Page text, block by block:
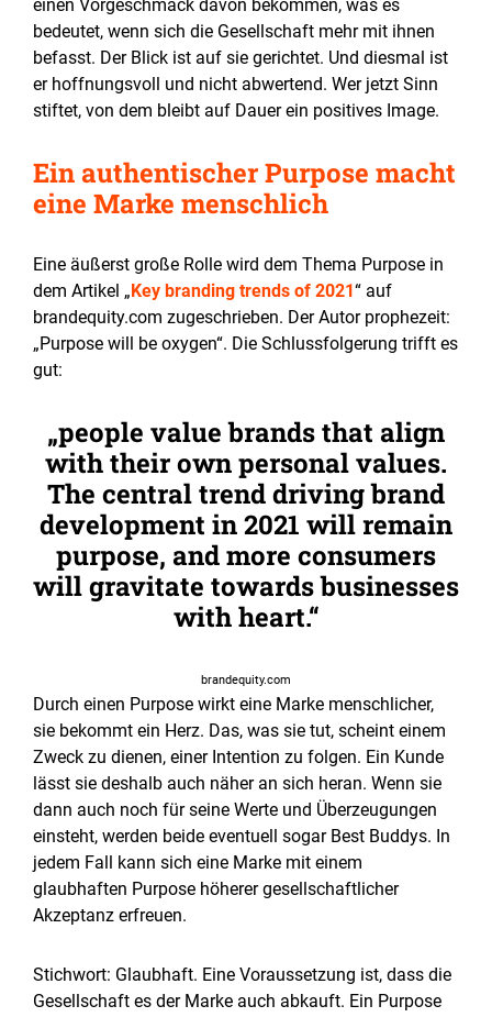
einen Vorgeschmack davon bekommen, was es
bedeutet, wenn sich die Gesellschaft mehr mit ihnen
befasst. Der Blick ist auf sie gerichtet. Und diesmal ist
er hoffnungsvoll und nicht abwertend. Wer jetzt Sinn
stiftet, von dem bleibt auf Dauer ein positives Image.
Ein authentischer Purpose macht
eine Marke menschlich
Eine äußerst große Rolle wird dem Thema Purpose in
dem Artikel „Key branding trends of 2021“ auf
brandequity.com zugeschrieben. Der Autor prophezeit:
„Purpose will be oxygen“. Die Schlussfolgerung trifft es
gut:
people value brands that align
with their own personal values.
The central trend driving brand
development in 2021 will remain
purpose, and more consumers
will gravitate towards businesses
with heart.
brandequity.com
Durch einen Purpose wirkt eine Marke menschlicher,
sie bekommt ein Herz. Das, was sie tut, scheint einem
Zweck zu dienen, einer Intention zu folgen. Ein Kunde
lässt sie deshalb auch näher an sich heran. Wenn sie
dann auch noch für seine Werte und Überzeugungen
einsteht, werden beide eventuell sogar Best Buddys. In
jedem Fall kann sich eine Marke mit einem
glaubhaften Purpose höherer gesellschaftlicher
Akzeptanz erfreuen.
Stichwort: Glaubhaft. Eine Voraussetzung ist, dass die
Gesellschaft es der Marke auch abkauft. Ein Purpose